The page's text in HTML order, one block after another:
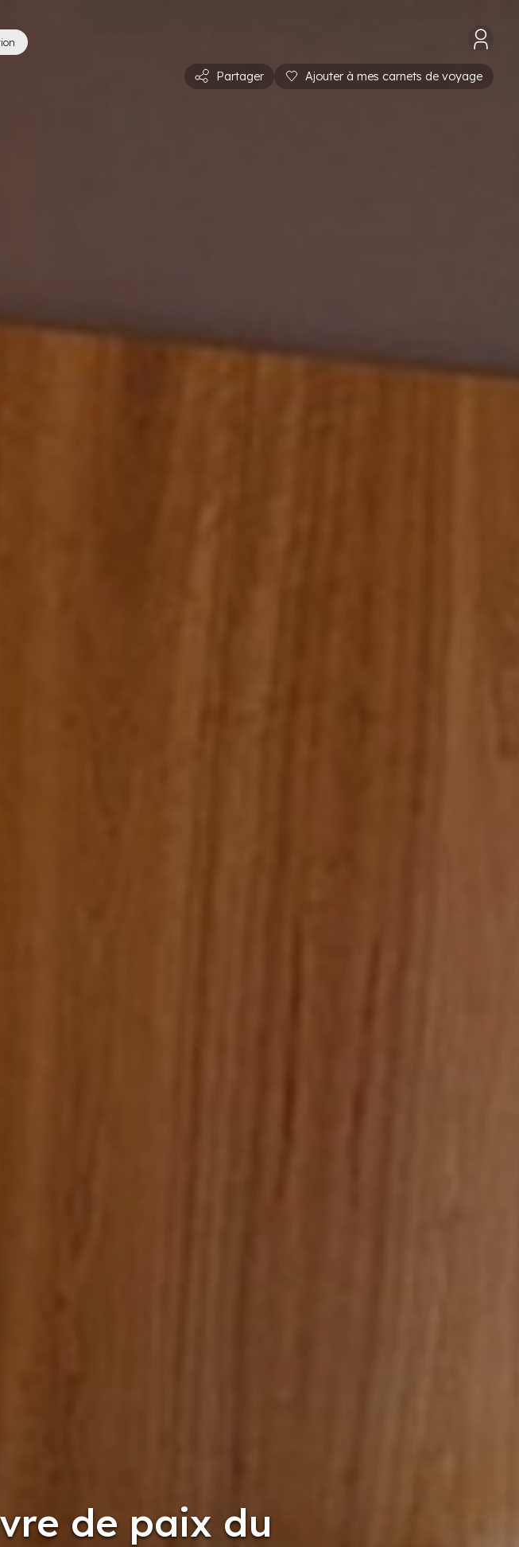
Partager Ajouter à mes carnets de voyage
de paix du